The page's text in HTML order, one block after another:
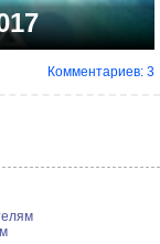
Комментариев: 3